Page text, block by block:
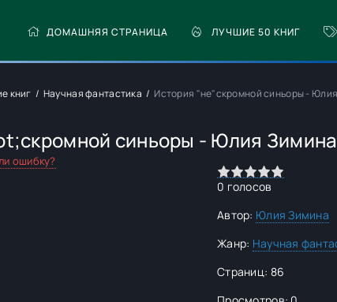
ДОМАШНЯЯ СТРАНИЦА ЛУЧШИЕ 50 КНИГ
книг Научная фантастика История "не"скромной синьоры -
синьоры - Юлия Зимина
ошибку?
0 голосов
Автор: Юлия Зимина
Жанр: Научная
Страниц: 86